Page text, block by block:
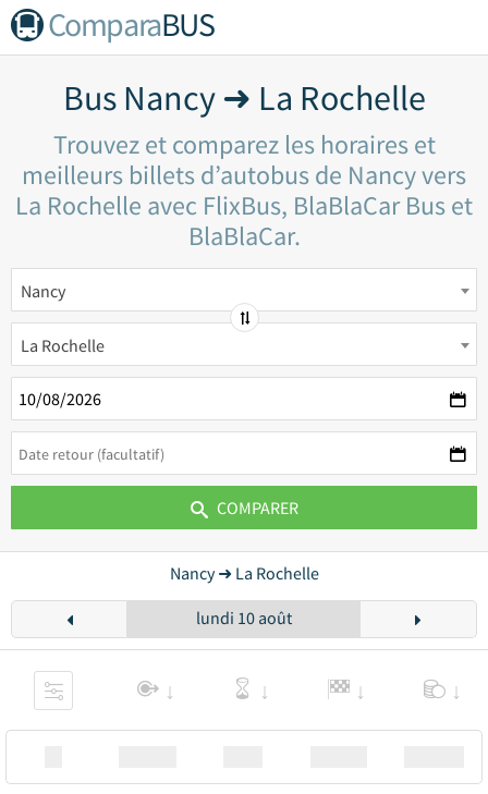
ComparaBUS
Bus Nancy ➜ La Rochelle
Trouvez et comparez les horaires et
meilleurs billets d’autobus de Nancy vers
La Rochelle avec FlixBus, BlaBlaCar Bus et
BlaBlaCar.
Nancy
La Rochelle
COMPARER
Nancy ➜ La Rochelle
lundi 10 août